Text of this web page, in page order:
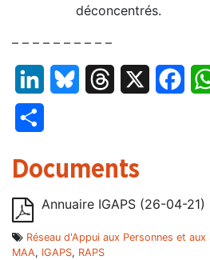
déconcentrés.
– – – – – – – – – –
LinkedInBluesky Threads
Documents
Annuaire IGAPS (26-04-21)
Réseau d'Appui aux Personnes et
MAA, IGAPS, RAPS